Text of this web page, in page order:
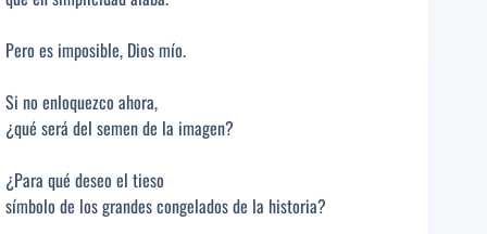
Pero es imposible, Dios mío.
Si no enloquezco ahora,
¿qué será del semen de la imagen?
¿Para qué deseo el tieso
símbolo de los grandes congelados de la historia?